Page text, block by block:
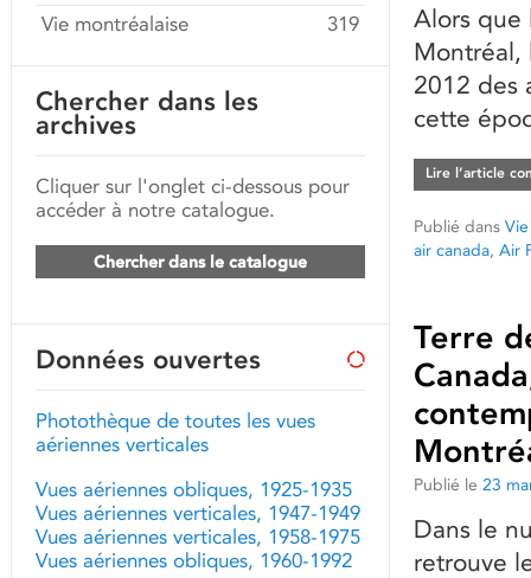
Alors que
Montréal,
2012 des
cette
Lire l’article
Publié dans
air canada, Air
Terre
Publié le 23
Dans le
retrouve
Vie montréalaise
319
Chercher dans les
archives
Cliquer sur l'onglet ci-dessous pour
accéder à notre catalogue.
Chercher dans le catalogue
Données ouvertes
Photothèque de toutes les vues
aériennes verticales
Vues aériennes obliques, 1925-1935
Vues aériennes verticales, 1947-1949
Vues aériennes verticales, 1958-1975
Vues aériennes obliques, 1960-1992